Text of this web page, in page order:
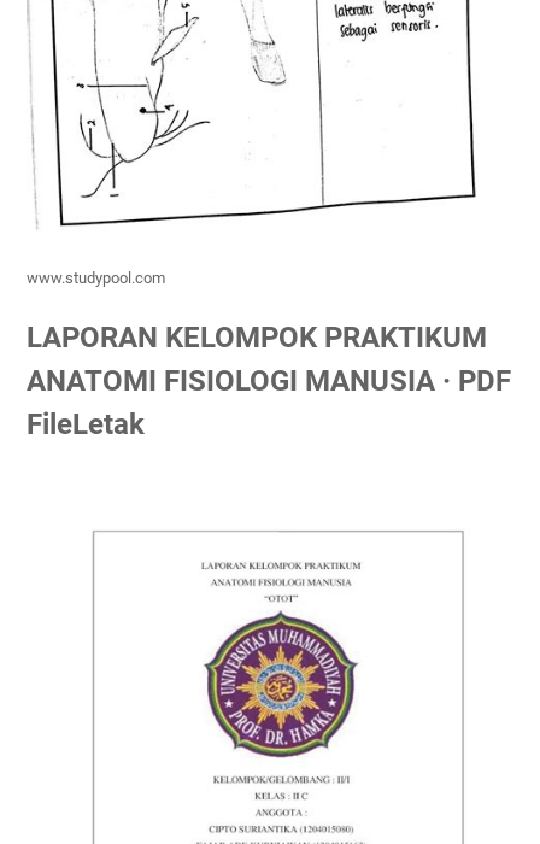
www.studypool.com
LAPORAN KELOMPOK PRAKTIKUM
ANATOMI FISIOLOGI MANUSIA · PDF
FileLetak